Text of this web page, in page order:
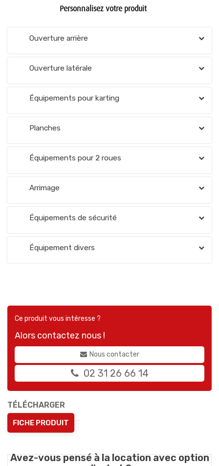
Personnalisez votre produit
Ouverture arrière
Ouverture latérale
Équipements pour karting
Planches
Équipements pour 2 roues
Arrimage
Équipements de sécurité
Équipement divers
Ce produit vous intéresse ?
Alors contactez nous !
Nous contacter
02 31 26 66 14
TÉLÉCHARGER
FICHE PRODUIT
Avez-vous pensé à la location avec option